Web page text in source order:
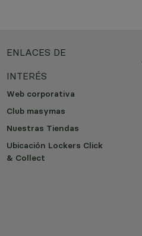
ENLACES DE
INTERÉS
Web corporativa
Club masymas
Nuestras Tiendas
Ubicación Lockers Click
& Collect